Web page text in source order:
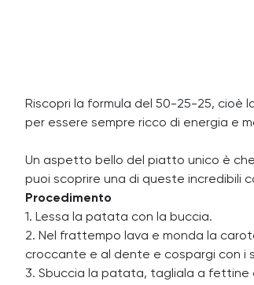
Riscopri la formula del 50-25-25, cioè
per essere sempre ricco di energia e
Un aspetto bello del piatto unico è
puoi scoprire una di queste incredibili
Procedimento
1. Lessa la patata con la buccia.
2. Nel frattempo lava e monda la
croccante e al dente e cospargi con i
3. Sbuccia la patata, tagliala a fettine